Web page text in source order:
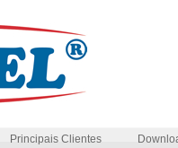
Principais Clientes